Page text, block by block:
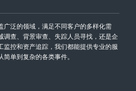
广泛的领域，满足不同客户的多样化需
调查、背景审查、失踪人员寻找，还是企
监控和资产追踪，我们都能提供专业的服
单到复杂的各类事件。